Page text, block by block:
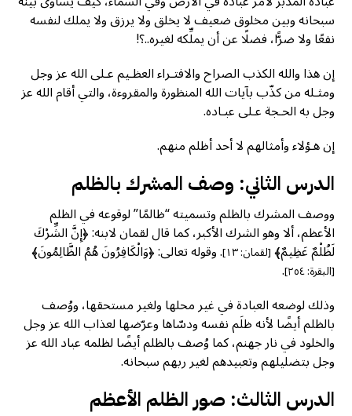
سبحانه وبين مخلوق ضعيف لا يخلق ولا يرزق ولا يملك لنفسه
نفعًا ولا ضرًّا، فضلًا عن أن يملِّكه لغيره..؟!
إن هذا والله الكذب الصراح والافتـراء العظـيم عـلى الله عز وجل
ومثـله من كذّب بآيات الله المنظورة والمقروءة، والتي أقام الله عز
وجل به الحـجة عـلى عبـاده.
إن هـؤلاء وأمثالهم لا أحد أظلم منهم.
الدرس الثاني: وصف المشرك بالظلم
ووصف المشرك بالظلم وتسميته “ظالمًا” لوقوعه في الظلم
الأعظم، ألا وهو الشرك الأكبر، كما قال لقمان لابنه: ﴿إِنَّ الشِّرْكَ
لَظُلْمٌ عَظِيمٌ﴾[لقمان: ١٣] . وقوله تعالى: ﴿وَالْكَافِرُونَ هُمُ الظَّالِمُونَ﴾
[البقرة: ٢٥٤]
.
وذلك لوضعه العبادة في غير محلها ولغير مستحقها، ووُصف
بالظلم أيضًا لأنه ظلَم نفسه ودسّاها وعرّضها لعذاب الله عز وجل
والخلود في نار جهنم، كما وُصف بالظلم أيضًا لظلمه عباد الله عز
وجل بتضليلهم وتعبيدهم لغير ربهم سبحانه.
الدرس الثالث: صور الظلم الأعظم